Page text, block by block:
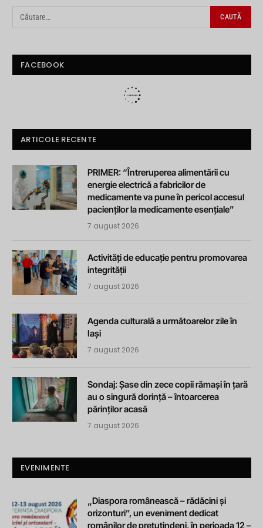
FACEBOOK
ARTICOLE RECENTE
PRIMER: “Întreruperea alimentării cu
energie electrică a fabricilor de
medicamente va pune în pericol accesul
pacienților la medicamente esențiale”
7 august 2026
Activități de educație pentru promovarea
integrității
7 august 2026
Agenda culturală a următoarelor zile în
Iași
7 august 2026
Sondaj: Șase din zece copii rămași în țară
au o singură dorință – întoarcerea
părinților acasă
7 august 2026
EVENIMENTE
„Diaspora românească – rădăcini și
orizonturi”, un eveniment dedicat
românilor de pretutindeni, în perioada 12 –